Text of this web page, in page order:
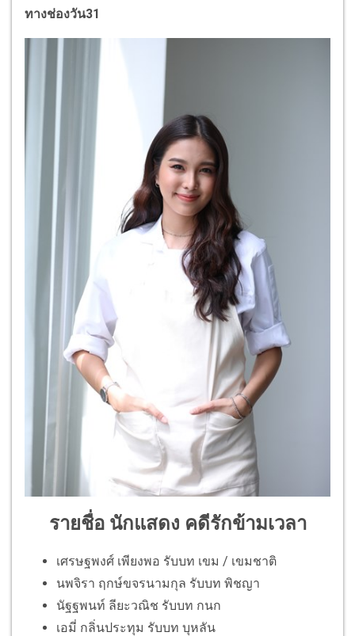
ทางช่องวัน31
รายชื่อ นักแสดง คดีรักข้ามเวลา
เศรษฐพงศ์ เพียงพอ รับบท เขม / เขมชาติ
นพจิรา ฤกษ์ขจรนามกุล รับบท พิชญา
นัฐฐพนท์ ลียะวณิช รับบท กนก
เอมี่ กลิ่นประทุม รับบท บุหลัน